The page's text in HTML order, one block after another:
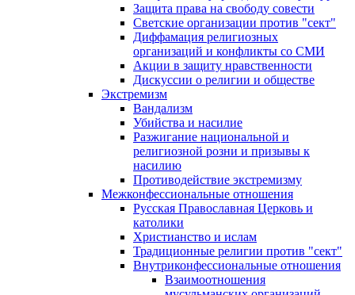
Защита права на свободу совести
Светские организации против "сект"
Диффамация религиозных
организаций и конфликты со СМИ
Акции в защиту нравственности
Дискуссии о религии и обществе
Экстремизм
Вандализм
Убийства и насилие
Разжигание национальной и
религиозной розни и призывы к
насилию
Противодействие экстремизму
Межконфессиональные отношения
Русская Православная Церковь и
католики
Христианство и ислам
Традиционные религии против "сект"
Внутриконфессиональные отношения
Взаимоотношения